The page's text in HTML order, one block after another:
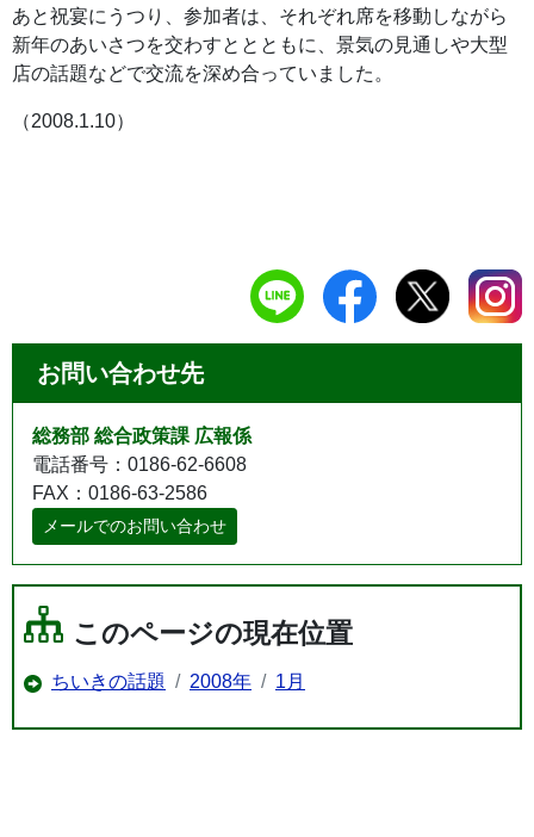
あと祝宴にうつり、参加者は、それぞれ席を移動しながら
新年のあいさつを交わすととともに、景気の見通しや大型
店の話題などで交流を深め合っていました。
（2008.1.10）
お問い合わせ先
総務部 総合政策課 広報係
電話番号：0186-62-6608
FAX：0186-63-2586
メールでのお問い合わせ
このページの現在位置
ちいきの話題 2008年 1月